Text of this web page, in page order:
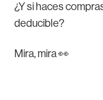
¿Y si haces
deducible?
Mira, mira 👀